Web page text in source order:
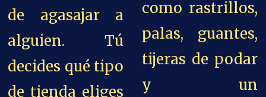
de agasajar a
alguien. Tú
decides qué tipo
de tienda eliges
como rastrillos,
palas, guantes,
tijeras de podar
y un